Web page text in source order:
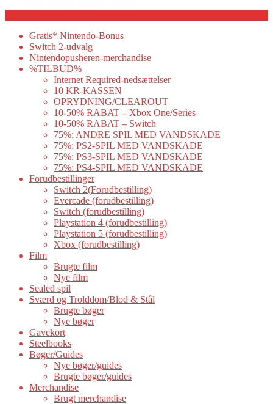
Gratis* Nintendo-Bonus
Switch 2-udvalg
Nintendopusheren-merchandise
%TILBUD%
Internet Required-nedsættelser
10 KR-KASSEN
OPRYDNING/CLEAROUT
10-50% RABAT – Xbox One/Series
10-50% RABAT – Switch
75%: ANDRE SPIL MED VANDSKADE
75%: PS2-SPIL MED VANDSKADE
75%: PS3-SPIL MED VANDSKADE
75%: PS4-SPIL MED VANDSKADE
Forudbestillinger
Switch 2(Forudbestilling)
Evercade (forudbestilling)
Switch (forudbestilling)
Playstation 4 (forudbestilling)
Playstation 5 (forudbestilling)
Xbox (forudbestilling)
Film
Brugte film
Nye film
Sealed spil
Sværd og Trolddom/Blod & Stål
Brugte bøger
Nye bøger
Gavekort
Steelbooks
Bøger/Guides
Nye bøger/guides
Brugte bøger/guides
Merchandise
Brugt merchandise